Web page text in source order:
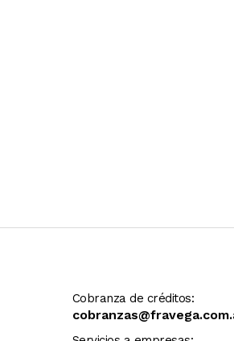
Cobranza de créditos: